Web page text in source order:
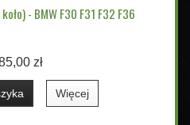
- BMW F30 F31 F32 F36
zł
Więcej